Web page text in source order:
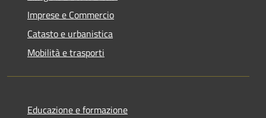
Imprese e Commercio
Catasto e urbanistica
Mobilità e trasporti
Educazione e formazione